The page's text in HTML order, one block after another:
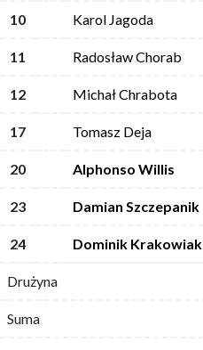
10 Karol Jagoda
11 Radosław Chorab
12 Michał Chrabota
17 Tomasz Deja
20 Alphonso Willis
23 Damian Szczepanik
24 Dominik Krakowiak
Drużyna
Suma
10 Karol Jagoda
11 Radosław Chorab
12 Michał Chrabota
17 Tomasz Deja
20 Alphonso Willis
23 Damian Szczepanik
24 Dominik Krakowiak
Drużyna
Suma